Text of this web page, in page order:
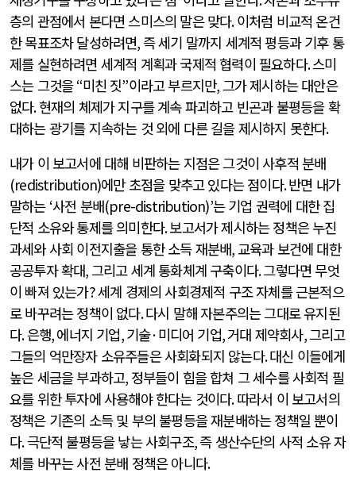
층의 관점에서 본다면 스미스의 말은 맞다.이처럼 비교적 온건
한 목표조차 달성하려면,즉 세기 말까지 세계적 평등과 기후 통
제를 실현하려면 세계적 계획과 국제적 협력이 필요하다.스미
스는 그것을“미친 짓”이라고 부르지만,그가 제시하는 대안은
없다.현재의 체제가 지구를 계속 파괴하고 빈곤과 불평등을 확
대하는 광기를 지속하는 것 외에 다른 길을 제시하지 못한다.
내가 이 보고서에 대해 비판하는 지점은 그것이 사후적 분배
(redistribution)에만 초점을 맞추고 있다는 점이다.반면 내가
말하는 ‘사전 분배(pre-distribution)’는 기업 권력에 대한 집
단적 소유와 통제를 의미한다.보고서가 제시하는 정책은 누진
과세와 사회 이전지출을 통한 소득 재분배, 교육과 보건에 대한
공공투자 확대,그리고 세계 통화체계 구축이다.그렇다면 무엇
이 빠져 있는가?세계 경제의 사회경제적 구조 자체를 근본적으
로 바꾸려는 정책이 없다.다시 말해 자본주의는 그대로 유지된
다.은행,에너지 기업,기술·미디어 기업,거대 제약회사,그리고
그들의 억만장자 소유주들은 사회화되지 않는다.대신 이들에게
높은 세금을 부과하고, 정부들이 힘을 합쳐 그 세수를 사회적 필
요를 위한 투자에 사용해야 한다는 것이다.따라서 이 보고서의
정책은 기존의 소득 및 부의 불평등을 재분배하는 정책일 뿐이
다.극단적 불평등을 낳는 사회구조,즉 생산수단의 사적 소유 자
체를 바꾸는 사전 분배 정책은 아니다.